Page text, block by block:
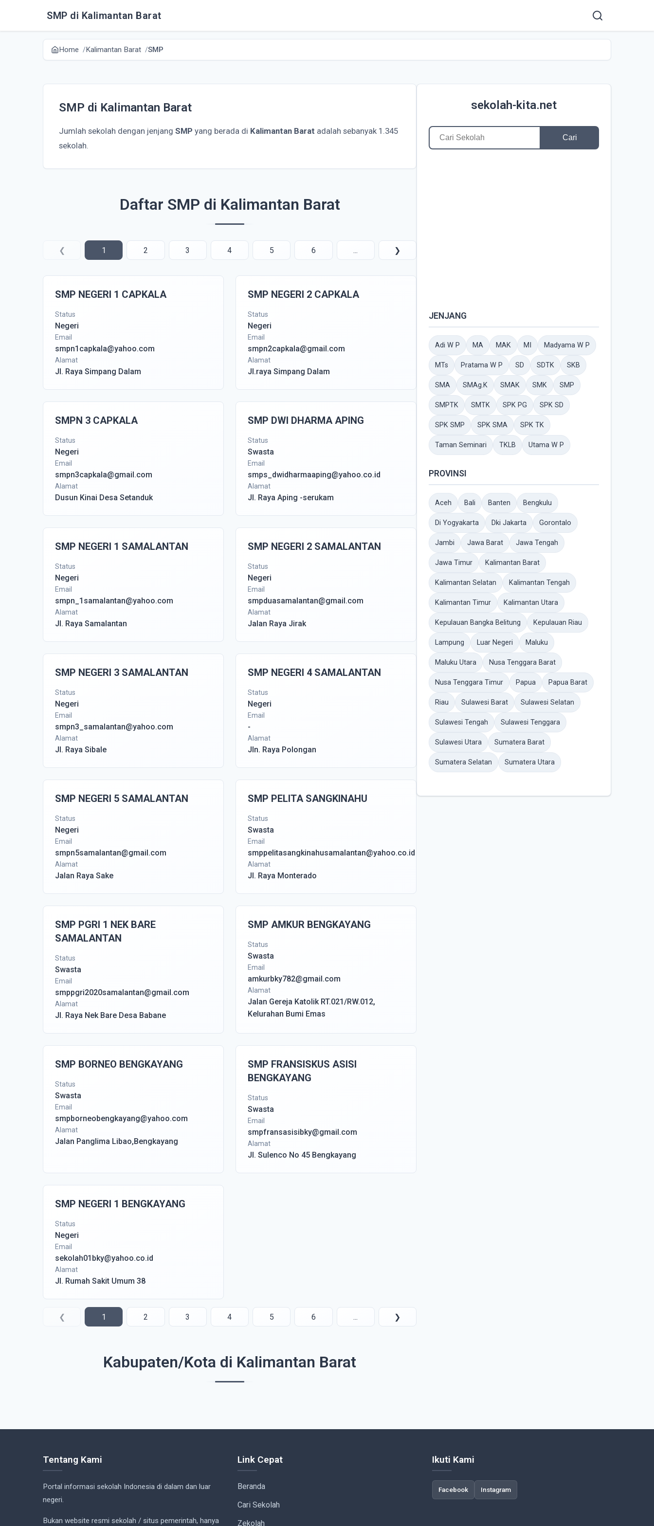
SMP di Kalimantan Barat
Home Kalimantan Barat SMP
SMP di Kalimantan Barat
Jumlah sekolah dengan jenjang SMP yang berada di Kalimantan Barat adalah sebanyak 1.345
sekolah.
Daftar SMP di Kalimantan Barat
❮ 1 2 3 4 5 6 ... ❯
SMP NEGERI 1 CAPKALA
Status
Negeri
Email
smpn1capkala@yahoo.com
Alamat
Jl. Raya Simpang Dalam
SMP NEGERI 2 CAPKALA
Status
Negeri
Email
smpn2capkala@gmail.com
Alamat
Jl.raya Simpang Dalam
SMPN 3 CAPKALA
Status
Negeri
Email
smpn3capkala@gmail.com
Alamat
Dusun Kinai Desa Setanduk
SMP DWI DHARMA APING
Status
Swasta
Email
smps_dwidharmaaping@yahoo.co.id
Alamat
Jl. Raya Aping -serukam
SMP NEGERI 1 SAMALANTAN
Status
Negeri
Email
smpn_1samalantan@yahoo.com
Alamat
Jl. Raya Samalantan
SMP NEGERI 2 SAMALANTAN
Status
Negeri
Email
smpduasamalantan@gmail.com
Alamat
Jalan Raya Jirak
SMP NEGERI 3 SAMALANTAN
Status
Negeri
Email
smpn3_samalantan@yahoo.com
Alamat
Jl. Raya Sibale
SMP NEGERI 4 SAMALANTAN
Status
Negeri
Email
-
Alamat
Jln. Raya Polongan
SMP NEGERI 5 SAMALANTAN
Status
Negeri
Email
smpn5samalantan@gmail.com
Alamat
Jalan Raya Sake
SMP PELITA SANGKINAHU
Status
Swasta
Email
smppelitasangkinahusamalantan@yahoo.co.id
Alamat
Jl. Raya Monterado
SMP PGRI 1 NEK BARE
SAMALANTAN
Status
Swasta
Email
smppgri2020samalantan@gmail.com
Alamat
Jl. Raya Nek Bare Desa Babane
SMP AMKUR BENGKAYANG
Status
Swasta
Email
amkurbky782@gmail.com
Alamat
Jalan Gereja Katolik RT.021/RW.012,
Kelurahan Bumi Emas
SMP BORNEO BENGKAYANG
Status
Swasta
Email
smpborneobengkayang@yahoo.com
Alamat
Jalan Panglima Libao,Bengkayang
SMP FRANSISKUS ASISI
BENGKAYANG
Status
Swasta
Email
smpfransasisibky@gmail.com
Alamat
Jl. Sulenco No 45 Bengkayang
SMP NEGERI 1 BENGKAYANG
Status
Negeri
Email
sekolah01bky@yahoo.co.id
Alamat
Jl. Rumah Sakit Umum 38
❮ 1 2 3 4 5 6 ... ❯
Kabupaten/Kota di Kalimantan Barat
sekolah-kita.net
Cari
JENJANG
Adi W P MA MAK MI Madyama W P
MTs Pratama W P SD SDTK SKB
SMA SMAg.K SMAK SMK SMP
SMPTK SMTK SPK PG SPK SD
SPK SMP SPK SMA SPK TK
Taman Seminari TKLB Utama W P
PROVINSI
Aceh Bali Banten Bengkulu
Di Yogyakarta Dki Jakarta Gorontalo
Jambi Jawa Barat Jawa Tengah
Jawa Timur Kalimantan Barat
Kalimantan Selatan Kalimantan Tengah
Kalimantan Timur Kalimantan Utara
Kepulauan Bangka Belitung Kepulauan Riau
Lampung Luar Negeri Maluku
Maluku Utara Nusa Tenggara Barat
Nusa Tenggara Timur Papua Papua Barat
Riau Sulawesi Barat Sulawesi Selatan
Sulawesi Tengah Sulawesi Tenggara
Sulawesi Utara Sumatera Barat
Sumatera Selatan Sumatera Utara
Tentang Kami
Portal informasi sekolah Indonesia di dalam dan luar
negeri.
Bukan website resmi sekolah / situs pemerintah, hanya
Link Cepat
Beranda
Cari Sekolah
Zekolah
Ikuti Kami
Facebook Instagram